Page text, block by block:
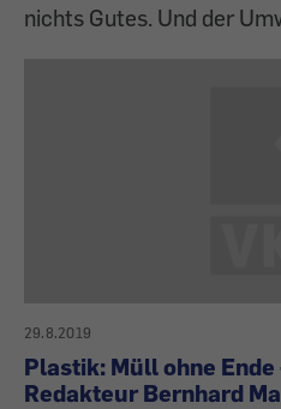
nichts Gutes. Und der
29.8.2019
Plastik: Müll ohne
Redakteur Bernhard